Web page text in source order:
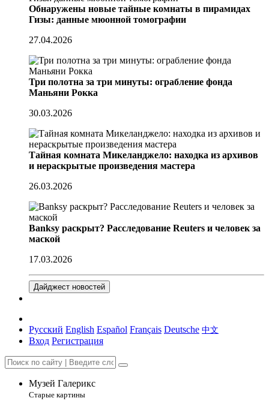
Обнаружены новые тайные комнаты в пирамидах
Гизы: данные мюонной томографии
27.04.2026
Три полотна за три минуты: ограбление фонда
Маньяни Рокка
30.03.2026
Тайная комната Микеланджело: находка из архивов
и нераскрытые произведения мастера
26.03.2026
Banksy раскрыт? Расследование Reuters и человек за
маской
17.03.2026
Дайджест новостей
Русский English Español Français Deutsche 中文
Вход Регистрация
Музей Галерикс
Старые картины